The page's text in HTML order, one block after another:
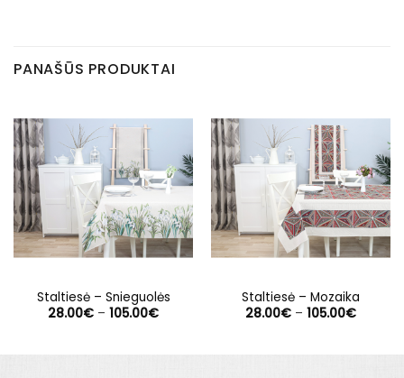
PANAŠŪS PRODUKTAI
Staltiesė – Snieguolės
28.00€ – 105.00€Price
Staltiesė – Mozaika
28.00€ – 105.00€Price
105.00€